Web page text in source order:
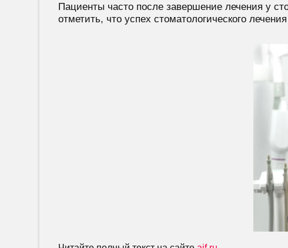
Пациенты часто после завершение лечения у
отметить, что успех стоматологического